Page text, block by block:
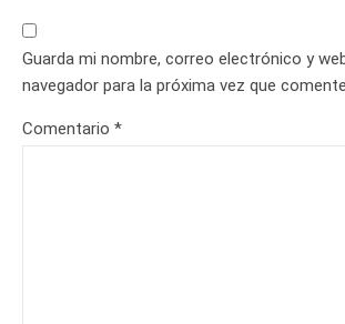
Guarda mi nombre, correo electrónico y
navegador para la próxima vez que
Comentario *